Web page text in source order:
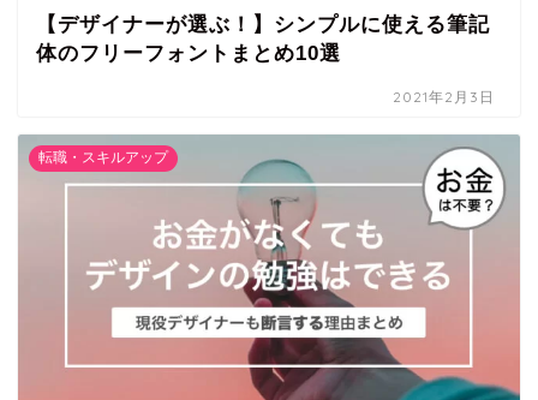
【デザイナーが選ぶ！】シンプルに使える筆記
体のフリーフォントまとめ10選
2021年2月3日
転職・スキルアップ